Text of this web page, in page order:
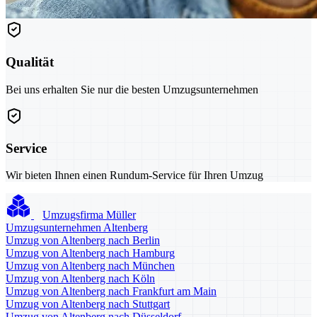
Qualität
Bei uns erhalten Sie nur die besten Umzugsunternehmen
Service
Wir bieten Ihnen einen Rundum-Service für Ihren Umzug
Umzugsfirma Müller
Umzugsunternehmen Altenberg
Umzug von Altenberg nach Berlin
Umzug von Altenberg nach Hamburg
Umzug von Altenberg nach München
Umzug von Altenberg nach Köln
Umzug von Altenberg nach Frankfurt am Main
Umzug von Altenberg nach Stuttgart